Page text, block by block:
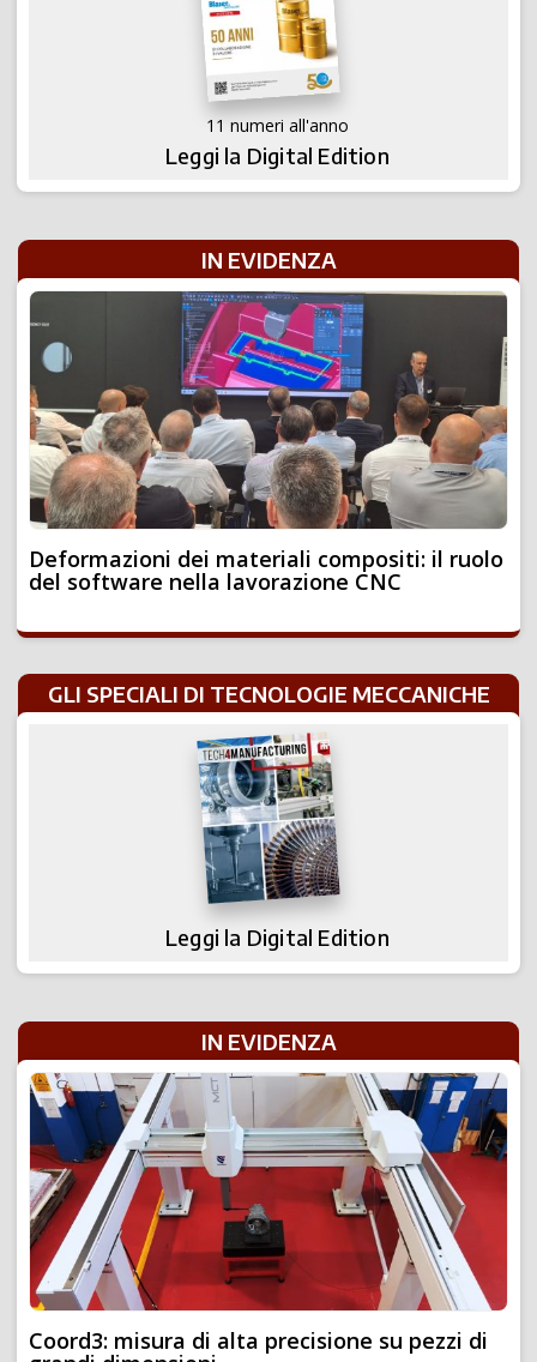
11 numeri all'anno
Leggi la Digital Edition
IN EVIDENZA
Deformazioni dei materiali compositi: il ruolo
del software nella lavorazione CNC
GLI SPECIALI DI TECNOLOGIE MECCANICHE
Leggi la Digital Edition
IN EVIDENZA
Coord3: misura di alta precisione su pezzi di